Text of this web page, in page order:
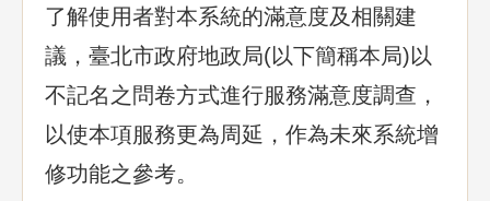
了解使用者對本系統的滿意度及相關建
議，臺北市政府地政局(以下簡稱本局)以
不記名之問卷方式進行服務滿意度調查，
以使本項服務更為周延，作為未來系統增
修功能之參考。